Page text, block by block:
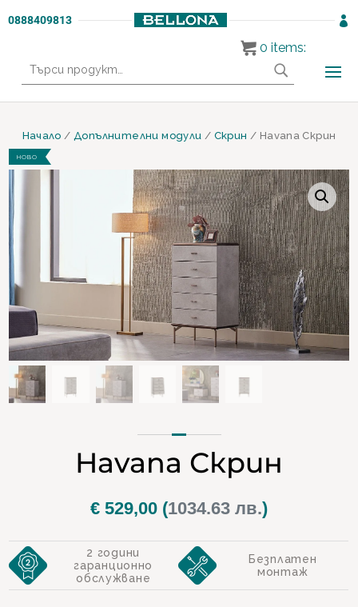
0888409813 
за:
Начало /Допълнителни модули / Скрин / Havana Скрин
НОВО
Havana Скрин
€ 529,00 (1034.63 лв.)
2 години
гаранционно
обслужване
Безплатен
монтаж
0 items: